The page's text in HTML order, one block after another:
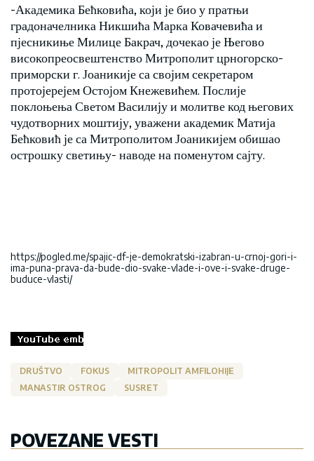
-Академика Бећковића, који је био у пратњи
градоначелника Никшића Марка Ковачевића и
пјесникиње Милице Бакрач, дочекао је Његово
високопреосвештенство Митрополит црногорско-
приморски г. Јоаникије са својим секретаром
протојерејем Остојом Кнежевићем. Послије
поклоњења Светом Василију и молитве код његових
чудотворних моштију, уважени академик Матија
Бећковић је са Митрополитом Јоаникијем обишао
острошку светињу- наводе на поменутом сајту.
https://pogled.me/spajic-df-je-demokratski-izabran-u-crnoj-gori-i-
ima-puna-prava-da-bude-dio-svake-vlade-i-ove-i-svake-druge-
buduce-vlasti/
DRUŠTVO FOKUS
MITROPOLIT AMFILOHIJE
MANASTIR OSTROG
SUSRET
POVEZANE VESTI